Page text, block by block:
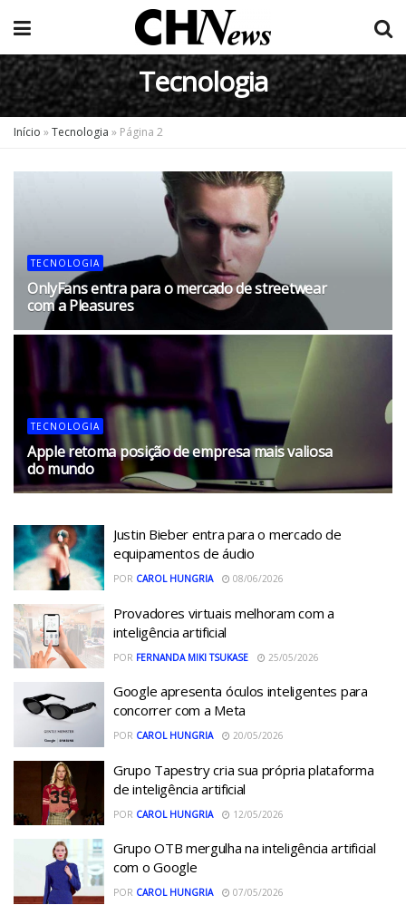
Tecnologia
Início »Tecnologia » Página 2
TECNOLOGIA
OnlyFans entra para o mercado de streetwear
com a Pleasures
05/08/2026
TECNOLOGIA
Apple retoma posição de empresa mais valiosa
do mundo
Justin Bieber entra para o mercado de
equipamentos de áudio
POR CAROL HUNGRIA 08/06/2026
Provadores virtuais melhoram com a
inteligência artificial
POR FERNANDA MIKI TSUKASE 25/05/2026
Google apresenta óculos inteligentes para
concorrer com a Meta
POR CAROL HUNGRIA 20/05/2026
Grupo Tapestry cria sua própria plataforma
de inteligência artificial
POR CAROL HUNGRIA 12/05/2026
Grupo OTB mergulha na inteligência artificial
com o Google
POR CAROL HUNGRIA 07/05/2026